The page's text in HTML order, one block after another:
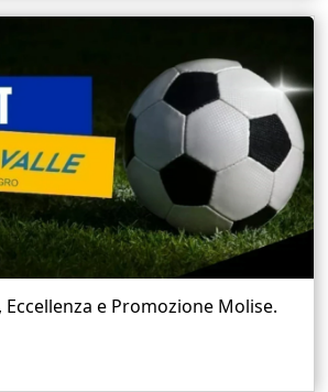
Eccellenza e Promozione Molise.